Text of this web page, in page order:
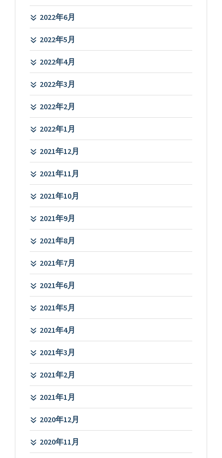
2022年6月
2022年5月
2022年4月
2022年3月
2022年2月
2022年1月
2021年12月
2021年11月
2021年10月
2021年9月
2021年8月
2021年7月
2021年6月
2021年5月
2021年4月
2021年3月
2021年2月
2021年1月
2020年12月
2020年11月